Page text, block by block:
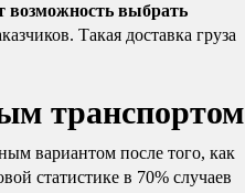
возможность выбрать
Такая доставка груза
транспортом
вариантом после того, как
статистике в 70% случаев